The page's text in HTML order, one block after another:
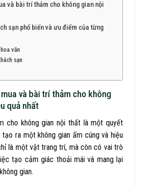
và bài trí thảm cho không gian nội
sạn phổ biến và ưu điểm của từng
văn
sạn
và bài trí thảm cho không
quả nhất
cho không gian nội thất là một quyết
ra một không gian ấm cúng và hiệu
là một vật trang trí, mà còn có vai trò
tạo cảm giác thoải mái và mang lại
gian.